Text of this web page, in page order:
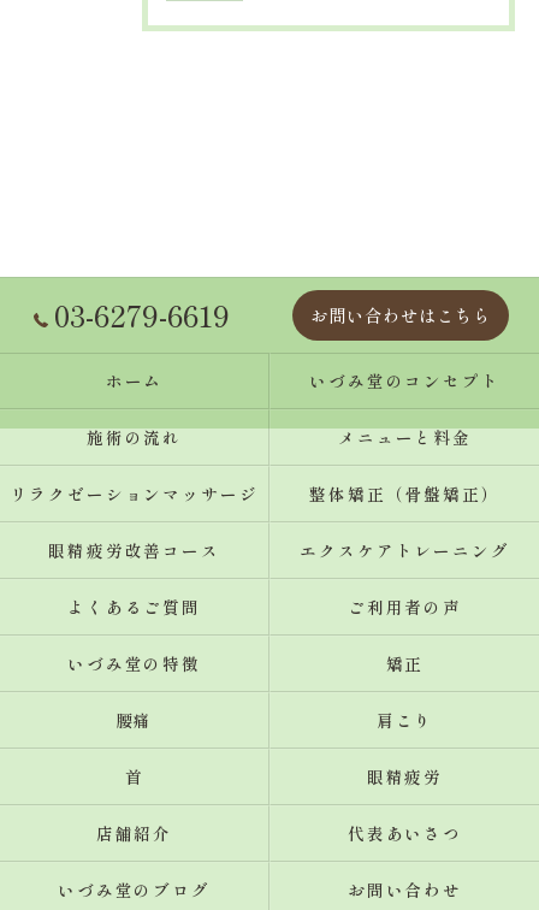
03-6279-6619 お問い合わせはこちら
ホーム いづみ堂のコンセプト
施術の流れ メニューと料金
リラクゼーションマッサージ 整体矯正（骨盤矯正）
眼精疲労改善コース エクスケアトレーニング
よくあるご質問 ご利用者の声
いづみ堂の特徴 矯正
腰痛 肩こり
首 眼精疲労
店舗紹介 代表あいさつ
いづみ堂のブログ お問い合わせ